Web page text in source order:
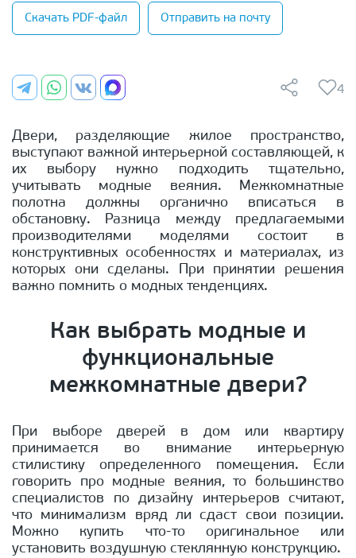
Скачать PDF-файл Отправить на почту
4
Двери, разделяющие жилое пространство,
выступают важной интерьерной составляющей, к
их выбору нужно подходить тщательно,
учитывать модные веяния. Межкомнатные
полотна должны органично вписаться в
обстановку. Разница между предлагаемыми
производителями моделями состоит в
конструктивных особенностях и материалах, из
которых они сделаны. При принятии решения
важно помнить о модных тенденциях.
Как выбрать модные и
функциональные
межкомнатные двери?
При выборе дверей в дом или квартиру
принимается во внимание интерьерную
стилистику определенного помещения. Если
говорить про модные веяния, то большинство
специалистов по дизайну интерьеров считают,
что минимализм вряд ли сдаст свои позиции.
Можно купить что-то оригинальное или
установить воздушную стеклянную конструкцию.